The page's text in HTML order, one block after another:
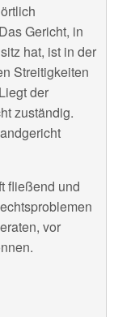
Gericht, in
hat, ist in der
Streitigkeiten
der
zuständig.
fließend und
vor